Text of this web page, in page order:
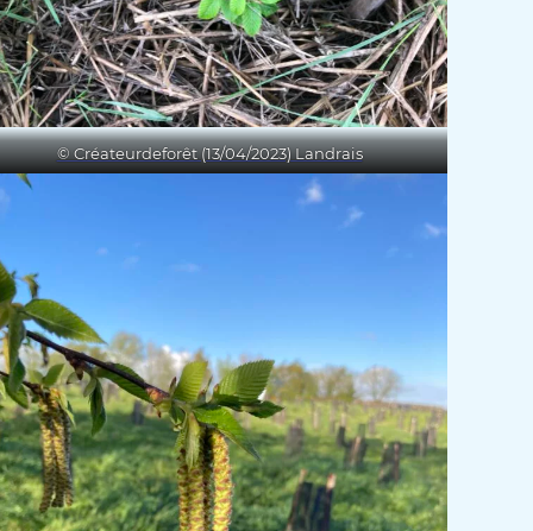
© Créateurdeforêt (13/04/2023) Landrais